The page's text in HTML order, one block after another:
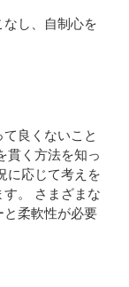
し、自制心を
良くないこと
貫く方法を知っ
に応じて考えを
。 さまざまな
と柔軟性が必要